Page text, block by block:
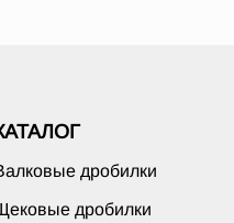
дробилки
дробилки